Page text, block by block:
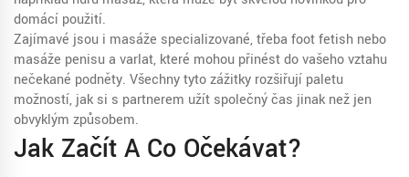
domácí použití.
Zajímavé jsou i masáže specializované, třeba foot fetish nebo
masáže penisu a varlat, které mohou přinést do vašeho vztahu
nečekané podněty. Všechny tyto zážitky rozšiřují paletu
možností, jak si s partnerem užít společný čas jinak než jen
obvyklým způsobem.
Jak Začít A Co Očekávat?